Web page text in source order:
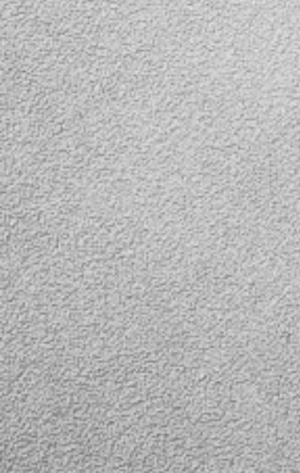
подставки для ноутбуков
призваны помочь штатной
системе охлаждения
справиться с жаркой
погодой без “синих
экранов” и зависаний.
Также они зачастую
бывают полезны
владельцам мощных
игровых ноутбуков,
штатный кулер у которых
под нагрузкой может быть
очень шумным.